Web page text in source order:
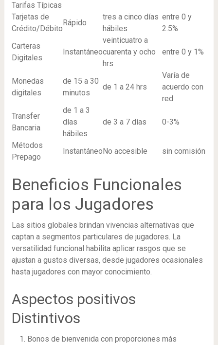
Tarifas Típicas
Tarjetas de
Crédito/Débito
Rápido
tres a cinco días
hábiles
entre 0 y
2.5%
Carteras
Digitales
Instantáneo
veinticuatro a
cuarenta y ocho
hrs
entre 0 y 1%
Monedas
digitales
de 15 a 30
minutos
de 1 a 24 hrs
Varía de
acuerdo con
red
Transfer
Bancaria
de 1 a 3
días
hábiles
de 3 a 7 días 0-3%
Métodos
Prepago
InstantáneoNo accesible sin comisión
Beneficios Funcionales
para los Jugadores
Las sitios globales brindan vivencias alternativas que
captan a segmentos particulares de jugadores. La
versatilidad funcional habilita aplicar rasgos que se
ajustan a gustos diversas, desde jugadores ocasionales
hasta jugadores con mayor conocimiento.
Aspectos positivos
Distintivos
Bonos de bienvenida con proporciones más